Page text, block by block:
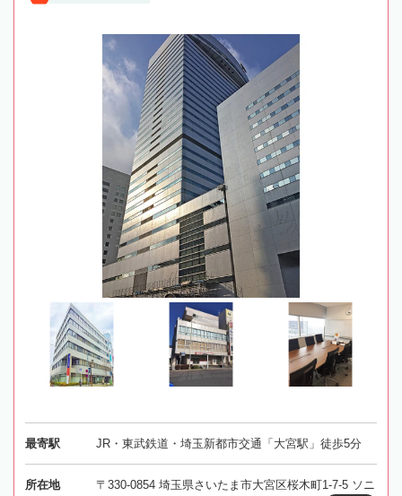
最寄駅 JR・東武鉄道・埼玉新都市交通「大宮駅」徒歩5分
所在地
〒330-0854 埼玉県さいたま市大宮区桜木町1-7-5 ソニ